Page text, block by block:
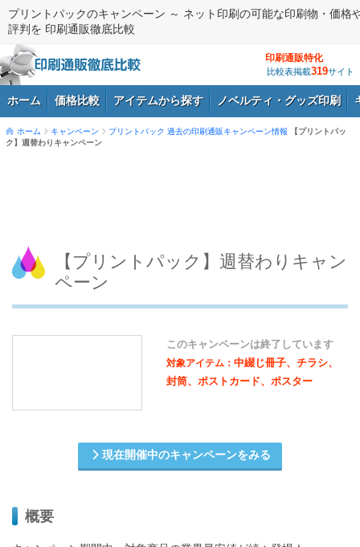
プリントパックのキャンペーン ～ ネット印刷の可能な印刷物・価格
評判を 印刷通販徹底比較
印刷通販特化
比較表掲載319サイト
ホーム 価格比較 アイテムから探す ノベルティ・グッズ印刷
ホーム キャンペーン プリントパック 過去の印刷通販キャンペーン情報
【プリントパッ
ク】週替わりキャンペーン
【プリントパック】週替わりキャン
ペーン
このキャンペーンは終了しています
対象アイテム： 中綴じ冊子、チラシ、
封筒、ポストカード、ポスター
現在開催中のキャンペーンをみる
概要